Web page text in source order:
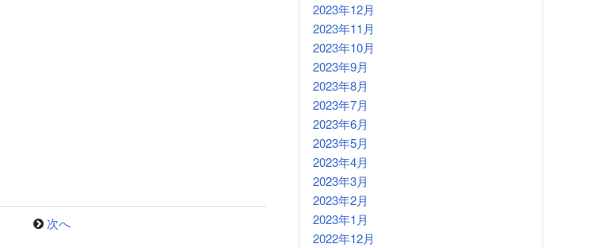
次へ
2023年12月
2023年11月
2023年10月
2023年9月
2023年8月
2023年7月
2023年6月
2023年5月
2023年4月
2023年3月
2023年2月
2023年1月
2022年12月